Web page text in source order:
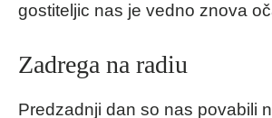
gostiteljic nas je vedno znova
Zadrega na radiu
Predzadnji dan so nas povabili